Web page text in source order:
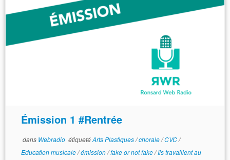
Émission 1 #Rentrée
dans Webradio étiquetéArts Plastiques/chorale/CVC/
Education musicale/émission/fake or not fake/Ils travaillent au